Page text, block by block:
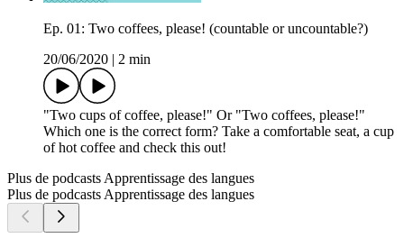
Ep. 01: Two coffees, please! (countable or uncountable?)
20/06/2020
2 min
"Two cups of coffee, please!" Or "Two coffees, please!"
Which one is the correct form? Take a comfortable seat, a cup
of hot coffee and check this out!
Plus de podcasts Apprentissage des langues
Plus de podcasts Apprentissage des langues